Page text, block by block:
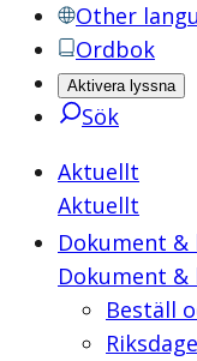
Other
Ordbok
Aktivera lyssna
Sök
Aktuellt
Aktuellt
Dokument &
Dokument &
Beställ